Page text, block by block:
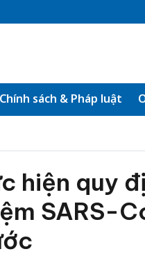
Chính sách & Pháp luật
hiện quy
SARS-